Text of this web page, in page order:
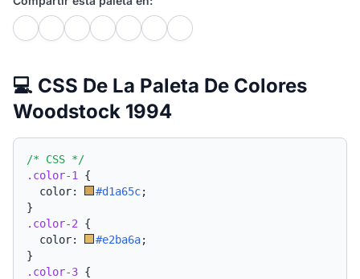
💻 CSS De La Paleta De Colores
Woodstock 1994
/* CSS */
.color-1
{
  color:
#d1a65c;
}
.color-2 {
  color:
#e2ba6a;
}
.color-3 {